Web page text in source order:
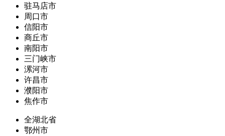
驻马店市
周口市
信阳市
商丘市
南阳市
三门峡市
漯河市
许昌市
濮阳市
焦作市
全湖北省
鄂州市